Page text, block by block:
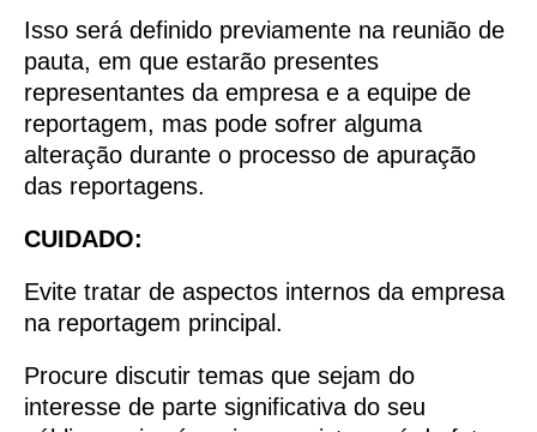
Isso será definido previamente na reunião de
pauta, em que estarão presentes
representantes da empresa e a equipe de
reportagem, mas pode sofrer alguma
alteração durante o processo de apuração
das reportagens.
CUIDADO:
Evite tratar de aspectos internos da empresa
na reportagem principal.
Procure discutir temas que sejam do
interesse de parte significativa do seu